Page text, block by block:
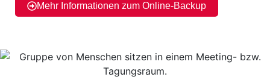
Mehr Informationen zum Online-Backup